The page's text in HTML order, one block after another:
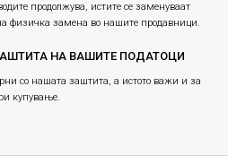
продолжува, истите се заменуваат
физичка замена во нашите продавници.
НА ВАШИТЕ ПОДАТОЦИ
со нашата заштита, а истото важи и за
купување.